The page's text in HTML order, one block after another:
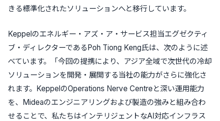
きる標準化されたソリューションへと移行しています。
Keppelのエネルギー・アズ・ア・サービス担当エグゼクティ
ブ・ディレクターであるPoh Tiong Keng氏は、次のように述
べています。「今回の提携により、アジア全域で次世代の冷却
ソリューションを開発・展開する当社の能力がさらに強化さ
れます。KeppelのOperations Nerve Centreと深い運用能力
を、Mideaのエンジニアリングおよび製造の強みと組み合わ
せることで、私たちはインテリジェントなAI対応インフラス